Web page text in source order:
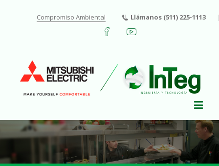
Compromiso Ambiental Llámanos (511) 225-1113